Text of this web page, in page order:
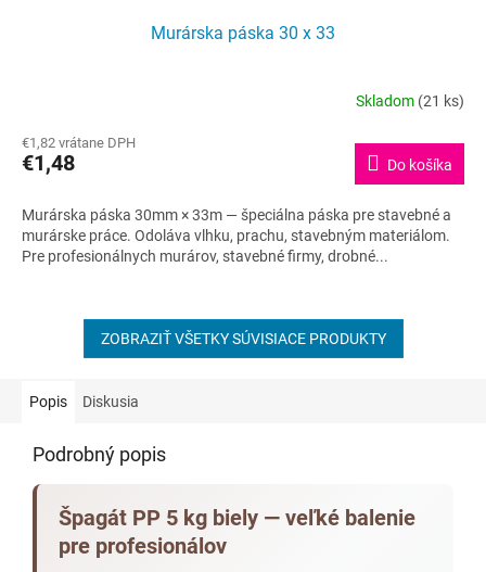
Murárska páska 30 x 33
Skladom (21 ks)
€1,82 vrátane DPH
€1,48 Do košíka
Murárska páska 30mm × 33m — špeciálna páska pre stavebné a
murárske práce. Odoláva vlhku, prachu, stavebným materiálom.
Pre profesionálnych murárov, stavebné firmy, drobné...
ZOBRAZIŤ VŠETKY SÚVISIACE PRODUKTY
Popis Diskusia
Podrobný popis
Špagát PP 5 kg biely — veľké balenie
pre profesionálov